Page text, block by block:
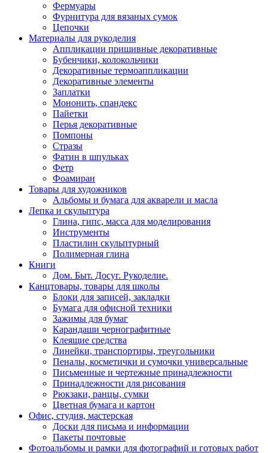
Фермуары
Фурнитура для вязаных сумок
Цепочки
Материалы для рукоделия
Аппликации пришивные декоративные
Бубенчики, колокольчики
Декоративные термоаппликации
Декоративные элементы
Заплатки
Мононить, спандекс
Пайетки
Перья декоративные
Помпоны
Стразы
Фатин в шпульках
Фетр
Фоамиран
Товары для художников
Альбомы и бумага для акварели и масла
Лепка и скульптура
Глина, гипс, масса для моделирования
Инструменты
Пластилин скульптурный
Полимерная глина
Книги
Дом. Быт. Досуг. Рукоделие.
Канцтовары, товары для школы
Блоки для записей, закладки
Бумага для офисной техники
Зажимы для бумаг
Карандаши чернографитные
Клеящие средства
Линейки, транспортиры, треугольники
Пеналы, косметички и сумочки универсальные
Письменные и чертежные принадлежности
Принадлежности для рисования
Рюкзаки, ранцы, сумки
Цветная бумага и картон
Офис, студия, мастерская
Доски для письма и информации
Пакеты почтовые
Фотоальбомы и рамки для фотографий и готовых работ